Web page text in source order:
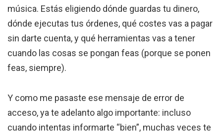
música. Estás eligiendo dónde guardas tu dinero,
dónde ejecutas tus órdenes, qué costes vas a pagar
sin darte cuenta, y qué herramientas vas a tener
cuando las cosas se pongan feas (porque se ponen
feas, siempre).
Y como me pasaste ese mensaje de error de
acceso, ya te adelanto algo importante: incluso
cuando intentas informarte “bien”, muchas veces te